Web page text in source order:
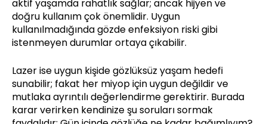
aktif yaşamda rahatlık sağlar; ancak hijyen ve
doğru kullanım çok önemlidir. Uygun
kullanılmadığında gözde enfeksiyon riski gibi
istenmeyen durumlar ortaya çıkabilir.
Lazer ise uygun kişide gözlüksüz yaşam hedefi
sunabilir; fakat her miyop için uygun değildir ve
mutlaka ayrıntılı değerlendirme gerektirir. Burada
karar verirken kendinize şu soruları sormak